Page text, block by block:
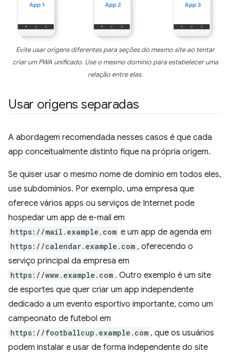
Evite usar origens diferentes para seções do mesmo site ao tentar
criar um PWA unificado. Use o mesmo domínio para estabelecer uma
relação entre elas.
Usar origens separadas
A abordagem recomendada nesses casos é que cada
app conceitualmente distinto fique na própria origem.
Se quiser usar o mesmo nome de domínio em todos eles,
use subdomínios. Por exemplo, uma empresa que
oferece vários apps ou serviços de Internet pode
hospedar um app de e-mail em
https://mail.example.com e um app de agenda em
https://calendar.example.com , oferecendo o
serviço principal da empresa em
https://www.example.com . Outro exemplo é um site
de esportes que quer criar um app independente
dedicado a um evento esportivo importante, como um
campeonato de futebol em
https://footballcup.example.com , que os usuários
podem instalar e usar de forma independente do site